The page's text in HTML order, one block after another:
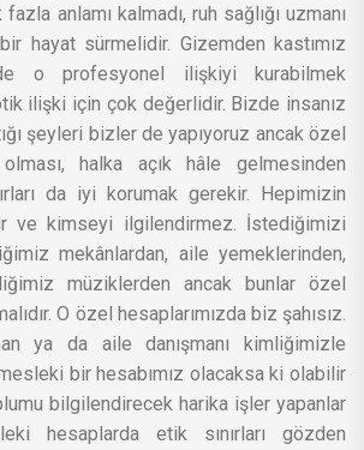
anlamı kalmadı, ruh sağlığı uzmanı
hayat sürmelidir. Gizemden kastımız
o profesyonel ilişkiyi kurabilmek
ilişki için çok değerlidir. Bizde insanız
şeyleri bizler de yapıyoruz ancak özel
halka açık hâle gelmesinden
da iyi korumak gerekir. Hepimizin
ve kimseyi ilgilendirmez. İstediğimizi
mekânlardan, aile yemeklerinden,
müziklerden ancak bunlar özel
O özel hesaplarımızda biz şahısız.
ya da aile danışmanı kimliğimizle
bir hesabımız olacaksa ki olabilir
bilgilendirecek harika işler yapanlar
hesaplarda etik sınırları gözden